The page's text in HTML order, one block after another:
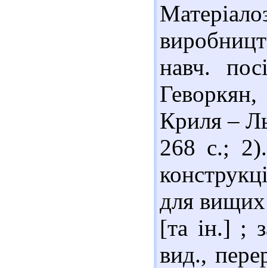
навч.
Криля –
268 с.;
для
[та ін.] ;
вид.,